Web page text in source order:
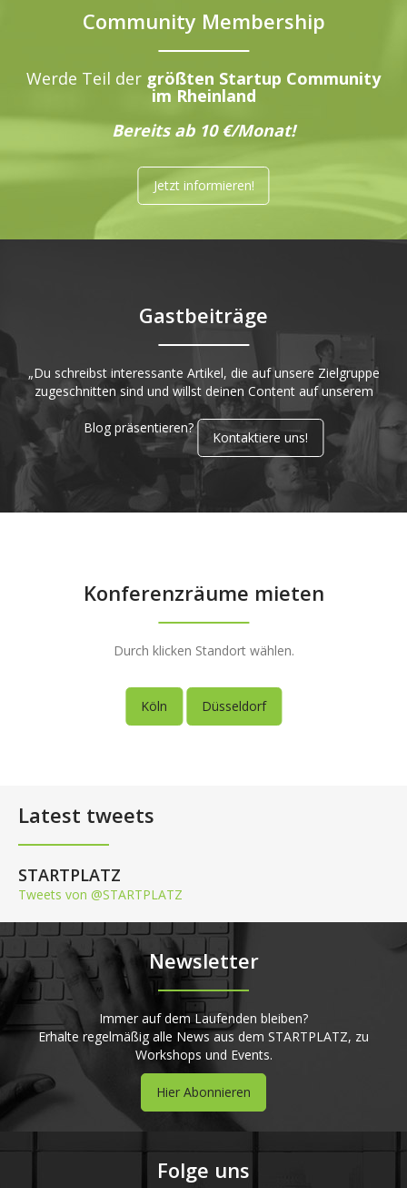
Community Membership
Werde Teil der größten Startup Community
im Rheinland
Bereits ab 10 €/Monat!
Jetzt informieren!
Gastbeiträge
„Du schreibst interessante Artikel, die auf unsere Zielgruppe
zugeschnitten sind und willst deinen Content auf unserem
Blog präsentieren?
Kontaktiere uns!
Konferenzräume mieten
Durch klicken Standort wählen.
Köln Düsseldorf
Latest tweets
STARTPLATZ
Tweets von @STARTPLATZ
Newsletter
Immer auf dem Laufenden bleiben?
Erhalte regelmäßig alle News aus dem STARTPLATZ, zu
Workshops und Events.
Hier Abonnieren
Folge uns